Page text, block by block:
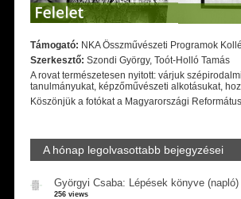
Támogató: NKA Összművészeti Programok
Szerkesztő: Szondi György, Toót-Holló Tamás
A rovat természetesen nyitott: várjuk
tanulmányukat, képzőművészeti alkotásukat,
Köszönjük a fotókat a Magyarországi
A hónap legolvasottabb bejegyzései
Györgyi Csaba: Lépések könyve
256 views